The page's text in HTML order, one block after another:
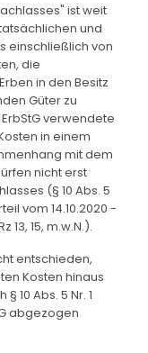
ist weit
und
einschließlich von
die
in den Besitz
Güter zu
ErbStG verwendete
in einem
mit dem
nicht erst
(§ 10 Abs. 5
vom 14.10.2020 -
13, 15, m.w.N.).
entschieden,
Kosten hinaus
10 Abs. 5 Nr. 1
abgezogen